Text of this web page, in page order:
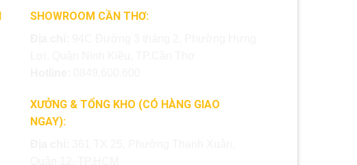
SHOWROOM CẦN THƠ:
XƯỞNG & TỔNG KHO (CÓ HÀNG GIAO
NGAY):